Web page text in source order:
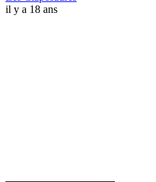
il y a 18 ans